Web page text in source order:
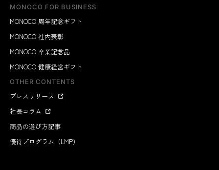
MONOCO FOR BUSINESS
MONOCO 周年記念ギフト
MONOCO 社内表彰
MONOCO 卒業記念品
MONOCO 健康経営ギフト
OTHER CONTENTS
プレスリリース
社長コラム
商品の選び方記事
優待プログラム（LMP）